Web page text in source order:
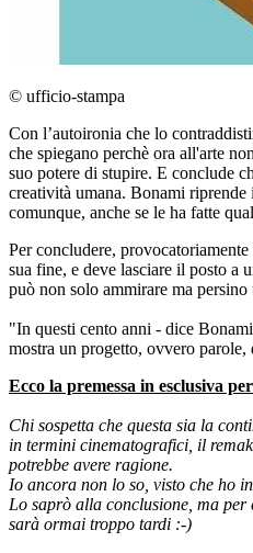
© ufficio-stampa
Con l’autoironia che lo
che spiegano perchè ora all'arte
suo potere di stupire. E conclude
creatività umana. Bonami
comunque, anche se le ha fatte
Per concludere,
sua fine, e deve lasciare il posto a
può non solo ammirare ma persino
"In questi cento anni - dice
mostra un progetto, ovvero parole,
Ecco la premessa in esclusiva
Chi sospetta che questa sia la
in termini cinematografici, il
potrebbe avere ragione.
Io ancora non lo so, visto che ho
Lo saprò alla conclusione, ma
sarà ormai troppo tardi :-)